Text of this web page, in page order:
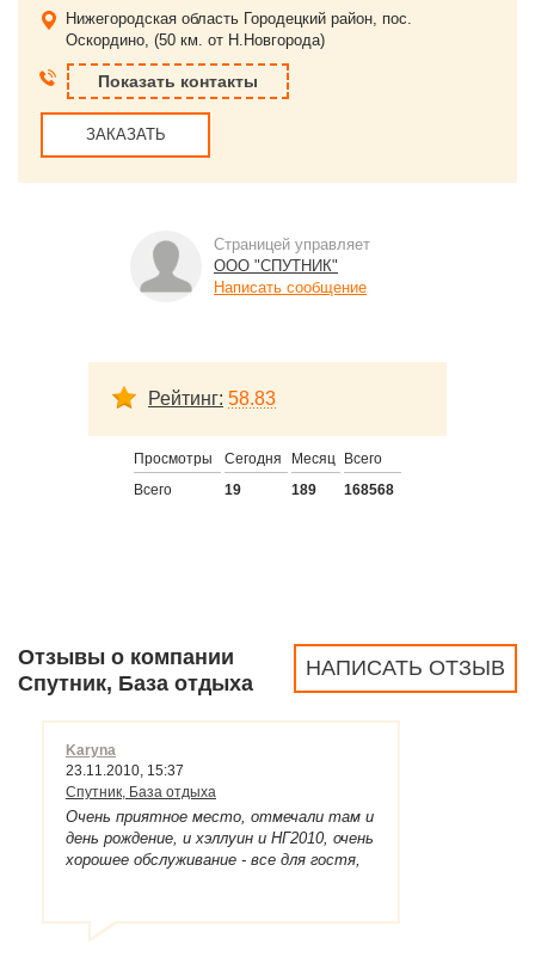
Нижегородская область Городецкий район, пос.
Оскордино, (50 км. от Н.Новгорода)
Показать контакты
ЗАКАЗАТЬ
Страницей управляет
ООО "СПУТНИК"
Написать сообщение
Рейтинг: 58.83
Просмотры Сегодня Месяц
Всего
Всего
19 189 168568
НАПИСАТЬ ОТЗЫВ
Отзывы о компании
Спутник, База отдыха
Karyna
23.11.2010, 15:37
Спутник, База отдыха
Очень приятное место, отмечали там и
день рождение, и хэллуин и НГ2010, очень
хорошее обслуживание - все для гостя,
корпусах оч. простые, однако если ехать
отдыхать и веселиться и не обращать